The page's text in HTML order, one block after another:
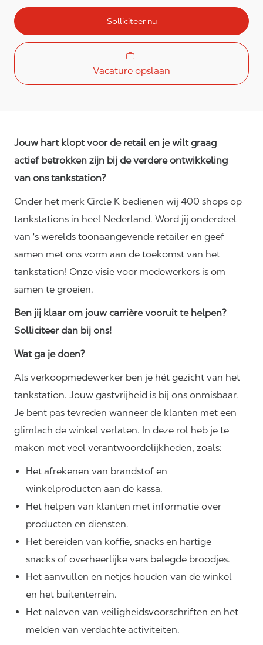
Solliciteer nu
Vacature opslaan
Jouw hart klopt voor de retail en je wilt graag
actief betrokken zijn bij de verdere ontwikkeling
van ons tankstation?
Onder het merk Circle K bedienen wij 400 shops op
tankstations in heel Nederland. Word jij onderdeel
van 's werelds toonaangevende retailer en geef
samen met ons vorm aan de toekomst van het
tankstation! Onze visie voor medewerkers is om
samen te groeien.
Ben jij klaar om jouw carrière vooruit te helpen?
Solliciteer dan bij ons!
Wat ga je doen?
Als verkoopmedewerker ben je hét gezicht van het
tankstation. Jouw gastvrijheid is bij ons onmisbaar.
Je bent pas tevreden wanneer de klanten met een
glimlach de winkel verlaten. In deze rol heb je te
maken met veel verantwoordelijkheden, zoals:
Het afrekenen van brandstof en
winkelproducten aan de kassa.
Het helpen van klanten met informatie over
producten en diensten.
Het bereiden van koffie, snacks en hartige
snacks of overheerlijke vers belegde broodjes.
Het aanvullen en netjes houden van de winkel
en het buitenterrein.
Het naleven van veiligheidsvoorschriften en het
melden van verdachte activiteiten.